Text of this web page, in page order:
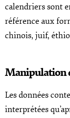
calendriers sont
référence aux
chinois, juif,
Manipulation
Les données
interprétées